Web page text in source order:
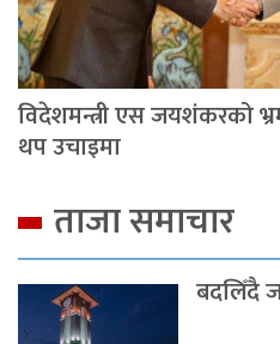
विदेशमन्त्री एस जयशंकरको
थप उचाइमा
ताजा समाचार
बदलिँदै